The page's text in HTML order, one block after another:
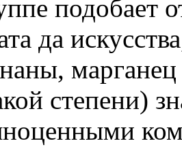
подобает
да
степени)